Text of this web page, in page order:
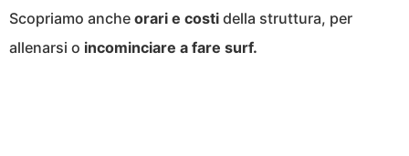
Scopriamo anche orari e costi della struttura, per
allenarsi o incominciare a fare surf.